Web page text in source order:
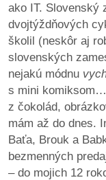
ako IT. Slovenský
dvojtýždňových
školil (neskôr aj
slovenských
nejakú módnu
s mini
z čokolád,
mám až do dnes.
Baťa, Brouk a
bezmenných
– do mojich 12